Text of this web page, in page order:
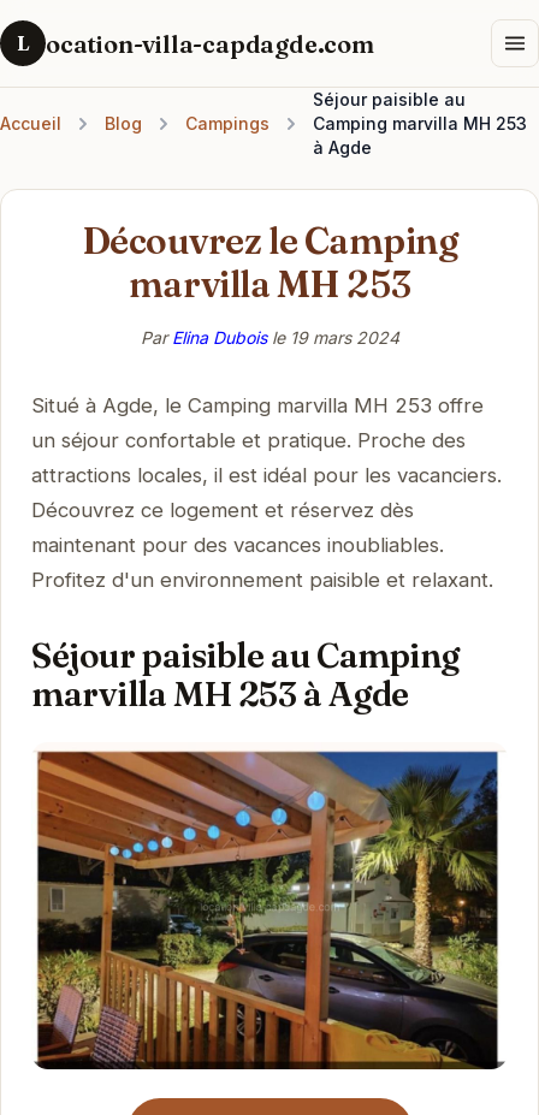
L ocation-villa-capdagde.com
Accueil Blog Campings
Séjour paisible au
Camping marvilla MH 253
à Agde
Découvrez le Camping
marvilla MH 253
ParElina Duboisle 19 mars 2024
Situé à Agde, le Camping marvilla MH 253 offre
un séjour confortable et pratique. Proche des
attractions locales, il est idéal pour les vacanciers.
Découvrez ce logement et réservez dès
maintenant pour des vacances inoubliables.
Profitez d'un environnement paisible et relaxant.
Séjour paisible au Camping
marvilla MH 253 à Agde